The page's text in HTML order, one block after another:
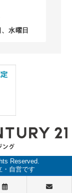
水曜日
Reserved.
・自営です